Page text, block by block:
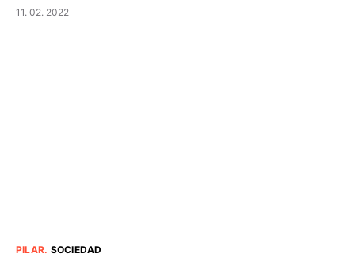
11. 02. 2022
PILAR. SOCIEDAD